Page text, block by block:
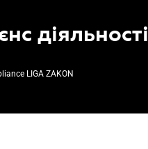
діяльності
LIGA ZAKON